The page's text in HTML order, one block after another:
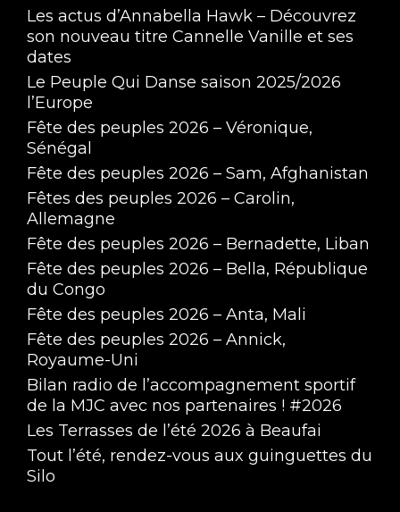
Les actus d’Annabella Hawk – Découvrez
son nouveau titre Cannelle Vanille et ses
dates
Le Peuple Qui Danse saison 2025/2026
l’Europe
Fête des peuples 2026 – Véronique,
Sénégal
Fête des peuples 2026 – Sam, Afghanistan
Fêtes des peuples 2026 – Carolin,
Allemagne
Fête des peuples 2026 – Bernadette, Liban
Fête des peuples 2026 – Bella, République
du Congo
Fête des peuples 2026 – Anta, Mali
Fête des peuples 2026 – Annick,
Royaume-Uni
Bilan radio de l’accompagnement sportif
de la MJC avec nos partenaires ! #2026
Les Terrasses de l’été 2026 à Beaufai
Tout l’été, rendez-vous aux guinguettes du
Silo